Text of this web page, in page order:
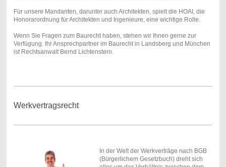
Für unsere Mandanten, darunter auch Architekten, spielt die HOAI, die
Honorarordnung für Architekten und Ingenieure, eine wichtige Rolle.
Wenn Sie Fragen zum Baurecht haben, stehen wir Ihnen gerne zur
Verfügung. Ihr Ansprechpartner im Baurecht in Landsberg und München
ist Rechtsanwalt Bernd Lichtenstern.
Werkvertragsrecht
In der Welt der Werkverträge nach BGB
(Bürgerlichem Gesetzbuch) dreht sich